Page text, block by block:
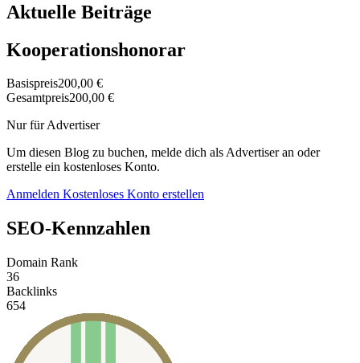
Aktuelle Beiträge
Kooperationshonorar
Basispreis200,00 €
Gesamtpreis200,00 €
Nur für Advertiser
Um diesen Blog zu buchen, melde dich als Advertiser an oder
erstelle ein kostenloses Konto.
Anmelden Kostenloses Konto erstellen
SEO-Kennzahlen
Domain Rank
36
Backlinks
654